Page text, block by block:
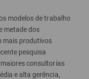
modelos de trabalho
metade dos
mais produtivos
pesquisa
consultorias
e alta gerência,